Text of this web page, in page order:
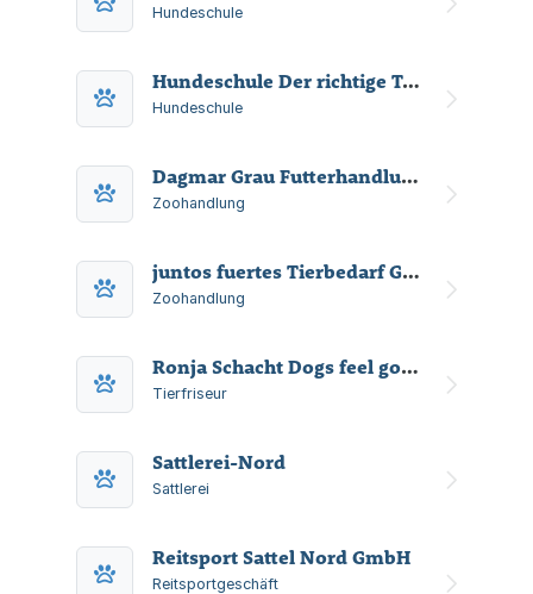
Zusammenhang stehenden oder
Hundeschule
Hundeschule Der richtige Ton
Hundeschule
Dagmar Grau Futterhandlung Zauberhafte Greta
Zoohandlung
juntos fuertes Tierbedarf GmbH & Co. KG
Zoohandlung
Ronja Schacht Dogs feel good Hundesalon
Tierfriseur
Sattlerei-Nord
Sattlerei
Reitsport Sattel Nord GmbH
Reitsportgeschäft